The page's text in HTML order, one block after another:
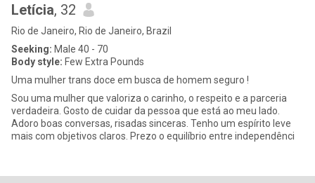
Letícia, 32
Rio de Janeiro, Rio de Janeiro, Brazil
Seeking: Male 40 - 70
Body style: Few Extra Pounds
Uma mulher trans doce em busca de homem seguro !
Sou uma mulher que valoriza o carinho, o respeito e a parceria
verdadeira. Gosto de cuidar da pessoa que está ao meu lado.
Adoro boas conversas, risadas sinceras. Tenho um espírito leve
mais com objetivos claros. Prezo o equilíbrio entre independênci